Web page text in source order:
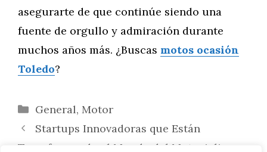
asegurarte de que continúe siendo una
fuente de orgullo y admiración durante
muchos años más. ¿Buscas motos ocasión
Toledo?
Categorías
General, Motor
Startups Innovadoras que Están
Transformando el Mundo del Motociclismo